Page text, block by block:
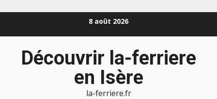
8 août 2026
Découvrir la-ferriere
en Isère
la-ferriere.fr